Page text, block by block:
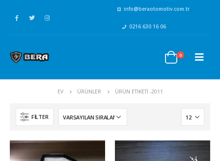
info@beraotomotiv.com.tr
0216 630 16 06
0
EV ÜRÜNLER ÜRÜN ETIKETI -2011
FILTER